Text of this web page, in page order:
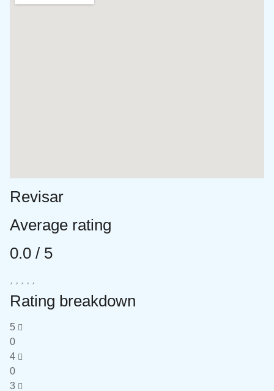
Revisar
Average rating
0.0 / 5
Rating breakdown
5
0
4
0
3